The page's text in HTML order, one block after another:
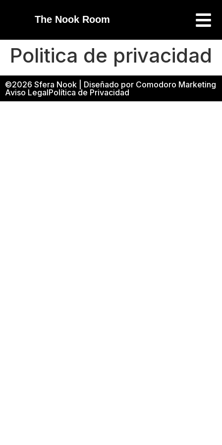
The Nook Room
Politica de privacidad
©2026 Sfera Nook | Diseñado por Comodoro Marketing
Aviso LegalPolítica de Privacidad